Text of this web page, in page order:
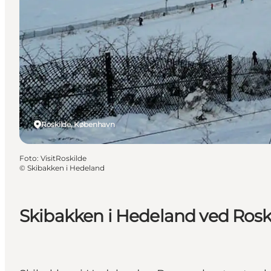
Skibakken i Hedeland ved
Roskilde, København
Foto: VisitRoskilde
© Skibakken i Hedeland